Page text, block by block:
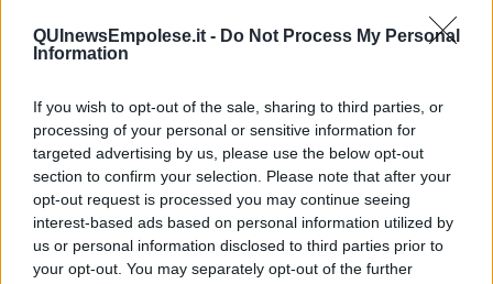
QUInewsEmpolese.it - Do Not Process My Personal
Information
If you wish to opt-out of the sale, sharing to third parties, or
processing of your personal or sensitive information for
targeted advertising by us, please use the below opt-out
section to confirm your selection. Please note that after your
opt-out request is processed you may continue seeing
interest-based ads based on personal information utilized by
us or personal information disclosed to third parties prior to
your opt-out. You may separately opt-out of the further
Erdogan continua a sfidare l'Occidente
Libano, collasso economico e guerra civile
L'AUKUS e il Quad
Biden, primo presidente USA non in guerra
Papa Bergoglio vedrà Viktor Orbán
Bennet, un giorno in attesa di Biden
Il ritorno dei talebani
​La lenta agonia del Libano
Sudafrica, è allarme alimentare
Usa di nuovo al centro della geopolitica internazionale
L’appuntamento di Israele con il cambiamento